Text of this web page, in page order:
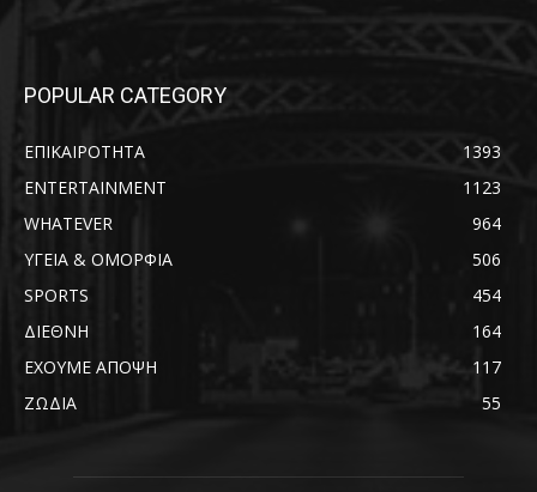
POPULAR CATEGORY
ΕΠΙΚΑΙΡΟΤΗΤΑ
1393
ENTERTAINMENT
1123
WHATEVER
964
ΥΓΕΙΑ & ΟΜΟΡΦΙΑ
506
SPORTS
454
ΔΙΕΘΝΗ
164
ΕΧΟΥΜΕ ΑΠΟΨΗ
117
ΖΩΔΙΑ
55